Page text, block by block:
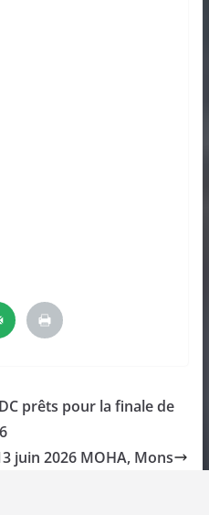
prêts pour la finale de
juin 2026 MOHA, Mons